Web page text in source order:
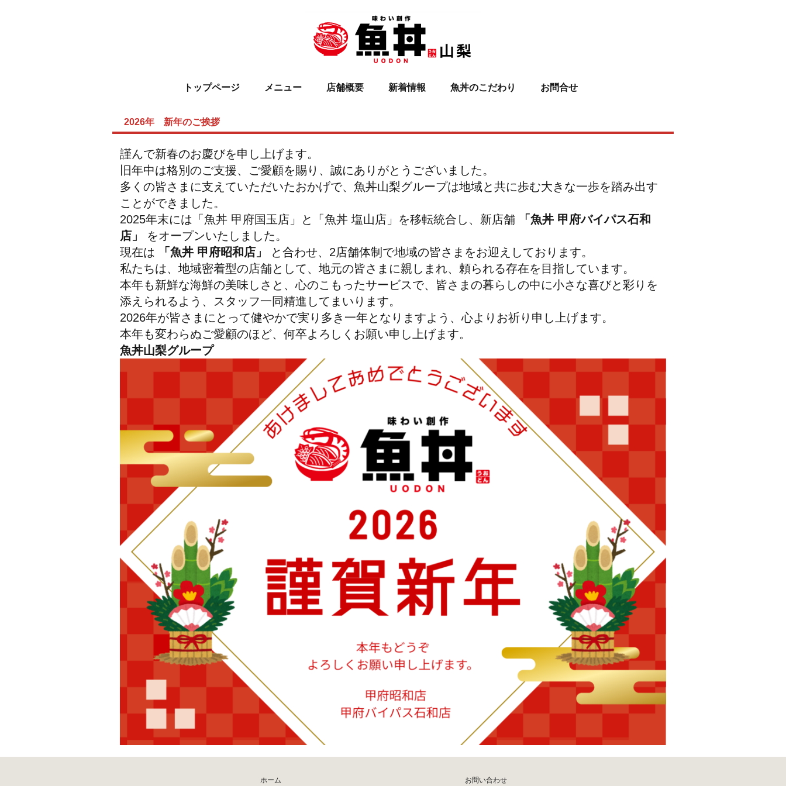
トップページ メニュー 店舗概要 新着情報 魚丼のこだわり お問合せ
2026年 新年のご挨拶
謹んで新春のお慶びを申し上げます。
旧年中は格別のご支援、ご愛顧を賜り、誠にありがとうございました。
多くの皆さまに支えていただいたおかげで、魚丼山梨グループは地域と共に歩む大きな一歩を踏み出す
ことができました。
2025年末には「魚丼 甲府国玉店」と「魚丼 塩山店」を移転統合し、新店舗
「魚丼 甲府バイパス石和
店」
をオープンいたしました。
現在は
「魚丼 甲府昭和店」
と合わせ、2店舗体制で地域の皆さまをお迎えしております。
私たちは、地域密着型の店舗として、地元の皆さまに親しまれ、頼られる存在を目指しています。
本年も新鮮な海鮮の美味しさと、心のこもったサービスで、皆さまの暮らしの中に小さな喜びと彩りを
添えられるよう、スタッフ一同精進してまいります。
2026年が皆さまにとって健やかで実り多き一年となりますよう、心よりお祈り申し上げます。
本年も変わらぬご愛顧のほど、何卒よろしくお願い申し上げます。
魚丼山梨グループ
ホーム お問い合わせ